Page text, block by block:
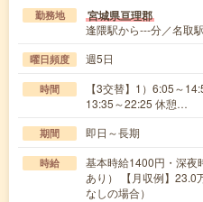
勤務地 宮城県亘理郡
逢隈駅から---分／名取
曜日頻度 週5日
時間
【3交替】1）6:05～
13:35～22:25 休憩…
期間 即日～長期
時給
基本時給1400円・深夜
あり） 【月収例】23.0
なしの場合）